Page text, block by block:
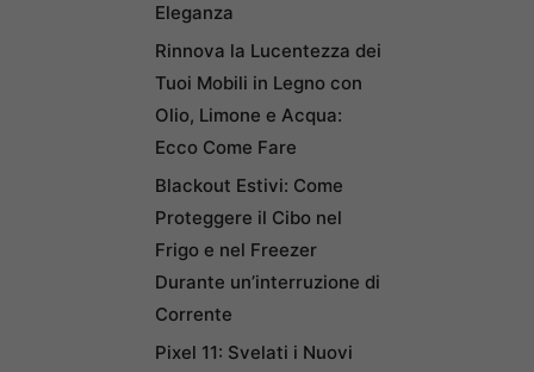
Eleganza
Rinnova la Lucentezza dei
Tuoi Mobili in Legno con
Olio, Limone e Acqua:
Ecco Come Fare
Blackout Estivi: Come
Proteggere il Cibo nel
Frigo e nel Freezer
Durante un’interruzione di
Corrente
Pixel 11: Svelati i Nuovi